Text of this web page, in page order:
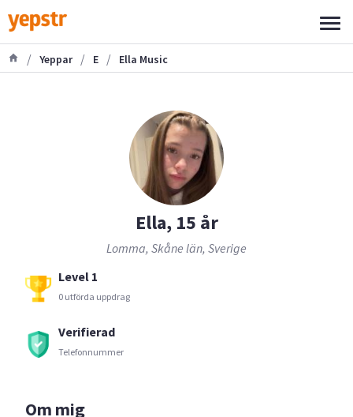
/ Yeppar / E / Ella Music
Ella, 15 år
Lomma, Skåne län, Sverige
Level 1
0 utförda uppdrag
Verifierad
Telefonnummer
Om mig